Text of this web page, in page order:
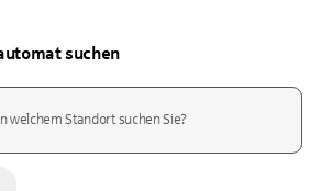
suchen